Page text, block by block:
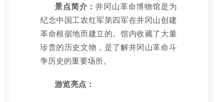
景点简介：井冈山革命博物馆是为
纪念中国工农红军第四军在井冈山创建
革命根据地而建立的。馆内收藏了大量
珍贵的历史文物，是了解井冈山革命斗
争历史的重要场所。
游览亮点：